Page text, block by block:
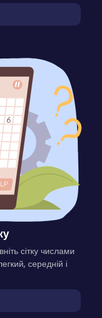
сітку числами
середній і